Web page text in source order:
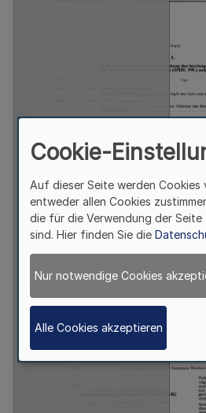
Cookie-
Auf dieser Seite werden Cookies
entweder allen Cookies
die für die Verwendung der
sind. Hier finden Sie die
Nur notwendige Cookies
Alle Cookies akzeptieren